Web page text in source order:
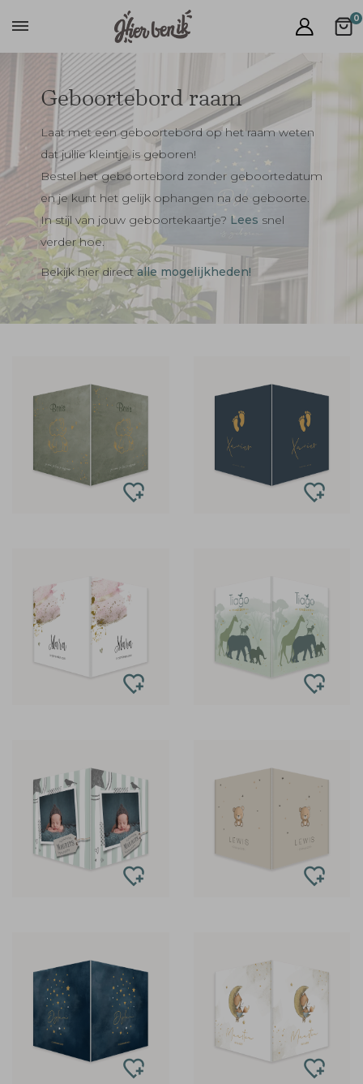
0
Geboortebord raam
Laat met een geboortebord op het raam weten
dat jullie kleintje is geboren!
Bestel het geboortebord zonder geboortedatum
en je kunt het gelijk ophangen na de geboorte.
In stijl van jouw geboortekaartje? Lees snel
verder hoe.
Bekijk hier directalle mogelijkheden!